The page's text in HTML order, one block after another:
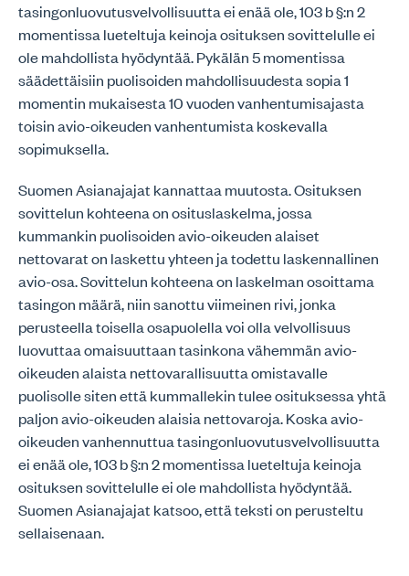
tasingonluovutusvelvollisuutta ei enää ole, 103 b §:n 2
momentissa lueteltuja keinoja osituksen sovittelulle ei
ole mahdollista hyödyntää. Pykälän 5 momentissa
säädettäisiin puolisoiden mahdollisuudesta sopia 1
momentin mukaisesta 10 vuoden vanhentumisajasta
toisin avio-oikeuden vanhentumista koskevalla
sopimuksella.
Suomen Asianajajat kannattaa muutosta. Osituksen
sovittelun kohteena on osituslaskelma, jossa
kummankin puolisoiden avio-oikeuden alaiset
nettovarat on laskettu yhteen ja todettu laskennallinen
avio-osa. Sovittelun kohteena on laskelman osoittama
tasingon määrä, niin sanottu viimeinen rivi, jonka
perusteella toisella osapuolella voi olla velvollisuus
luovuttaa omaisuuttaan tasinkona vähemmän avio-
oikeuden alaista nettovarallisuutta omistavalle
puolisolle siten että kummallekin tulee osituksessa yhtä
paljon avio-oikeuden alaisia nettovaroja. Koska avio-
oikeuden vanhennuttua tasingonluovutusvelvollisuutta
ei enää ole, 103 b §:n 2 momentissa lueteltuja keinoja
osituksen sovittelulle ei ole mahdollista hyödyntää.
Suomen Asianajajat katsoo, että teksti on perusteltu
sellaisenaan.